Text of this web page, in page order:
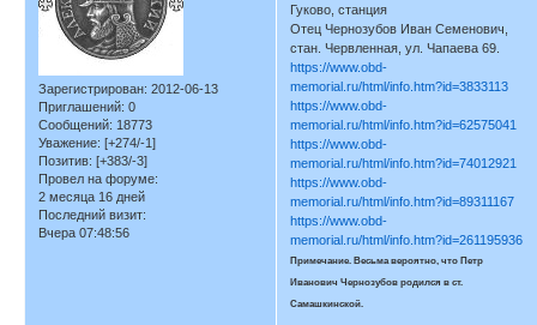
Зарегистрирован: 2012-06-13
Приглашений: 0
Сообщений: 18773
Уважение: [+274/-1]
Позитив: [+383/-3]
Провел на форуме:
2 месяца 16 дней
Последний визит:
Вчера 07:48:56
Гуково, станция
Отец Чернозубов Иван Семенович,
стан. Червленная, ул. Чапаева 69.
https://www.obd-
memorial.ru/html/info.htm?id=3833113
https://www.obd-
memorial.ru/html/info.htm?id=62575041
https://www.obd-
memorial.ru/html/info.htm?id=74012921
https://www.obd-
memorial.ru/html/info.htm?id=89311167
https://www.obd-
memorial.ru/html/info.htm?id=261195936
Примечание. Весьма вероятно, что Петр
Иванович Чернозубов родился в ст.
Самашкинской.